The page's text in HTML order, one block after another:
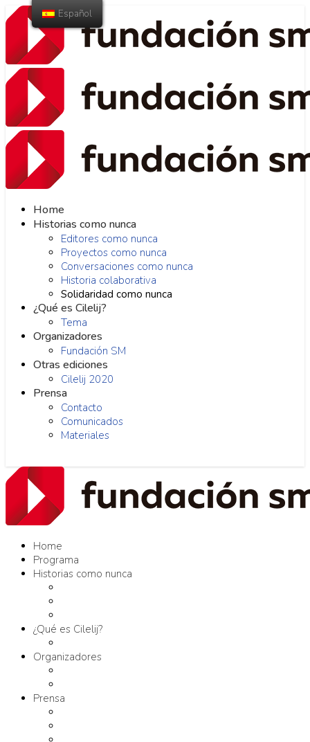
Home
Historias como nunca
Editores como nunca
Proyectos como nunca
Conversaciones como nunca
Historia colaborativa
Solidaridad como nunca
¿Qué es Cilelij?
Tema
Organizadores
Fundación SM
Otras ediciones
Cilelij 2020
Prensa
Contacto
Comunicados
Materiales
Home
Programa
Historias como nunca
¿Qué es Cilelij?
Organizadores
Prensa
Español